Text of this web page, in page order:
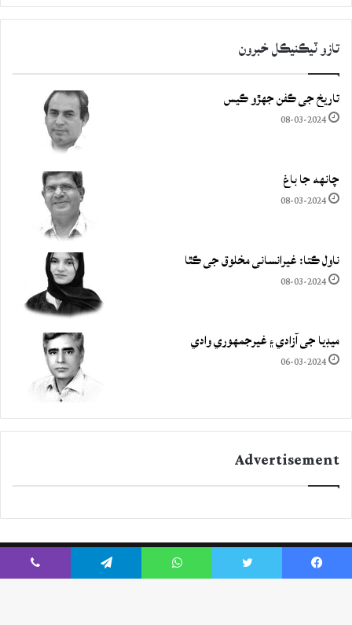
تازو ٽيڪنيڪل خبرون
تاريخ جي ڪفن جھڙو ڪيس
08-03-2024
چانهه جا باغ
08-03-2024
ناول ڪتا: غيرانساني مخلوق جي ڪٿا
08-03-2024
ميڊيا جي آزادي ۽ غيرجمھوري وادي
06-03-2024
Advertisement
Facebook
Twitter
YouTube
Instagram Facebook
Twitter
WhatsApp
Telegram
Viber